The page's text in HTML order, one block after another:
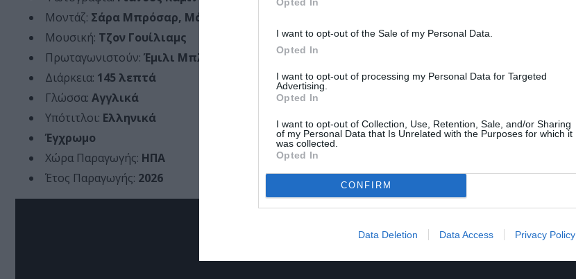
I want to opt-out of the Sale of my Personal Data.
Opted In
I want to opt-out of processing my Personal Data for Targeted
Advertising.
Opted In
I want to opt-out of Collection, Use, Retention, Sale, and/or Sharing
of my Personal Data that Is Unrelated with the Purposes for which it
was collected.
Opted In
CONFIRM
Data Deletion Data Access Privacy Policy
Μοντάζ: Σάρα Μπρόσαρ, Μάικλ Καν
Μουσική: Τζον Γουίλιαμς
Πρωταγωνιστούν: Έμιλι Μπλαντ, Τζος Ο’Κόνορ, Κόλιν Φερθ, Ιβ Χιούσον, Κόλμαν Ντομίνγκο
Διάρκεια: 145 λεπτά
Γλώσσα: Αγγλικά
Υπότιτλοι: Ελληνικά
Έγχρωμο
Χώρα Παραγωγής: ΗΠΑ
Έτος Παραγωγής: 2026